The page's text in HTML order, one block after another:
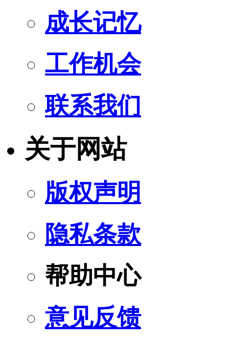
成长记忆
工作机会
联系我们
关于网站
版权声明
隐私条款
帮助中心
意见反馈